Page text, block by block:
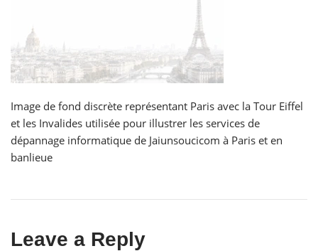
Image de fond discrète représentant Paris avec la Tour Eiffel
et les Invalides utilisée pour illustrer les services de
dépannage informatique de Jaiunsoucicom à Paris et en
banlieue
Leave a Reply